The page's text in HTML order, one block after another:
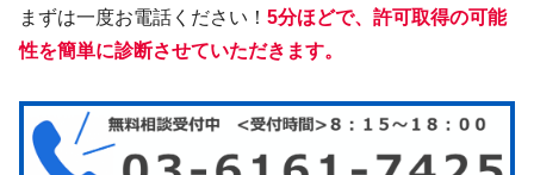
まずは一度お電話ください！ 5分ほどで、許可取得の可能
性を簡単に診断させていただきます。